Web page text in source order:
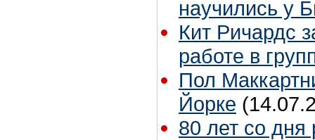
научились у
Кит Ричардс
работе в
Пол
Йорке
80 лет со